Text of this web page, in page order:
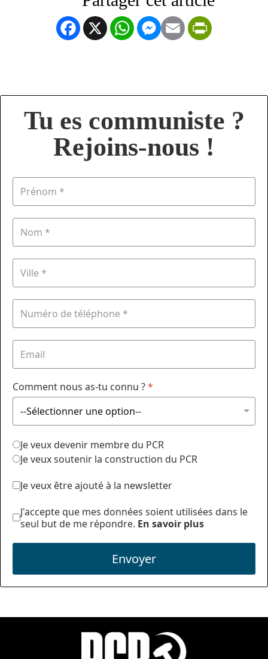
Facebook
X WhatsApp
Messenger
Email
Tu es communiste ?
Rejoins-nous !
Comment nous as-tu connu ?*
Je veux devenir membre du PCR
Je veux soutenir la construction du PCR
Je veux être ajouté à la newsletter
J'accepte que mes données soient utilisées dans le
seul but de me répondre. En savoir plus
Envoyer